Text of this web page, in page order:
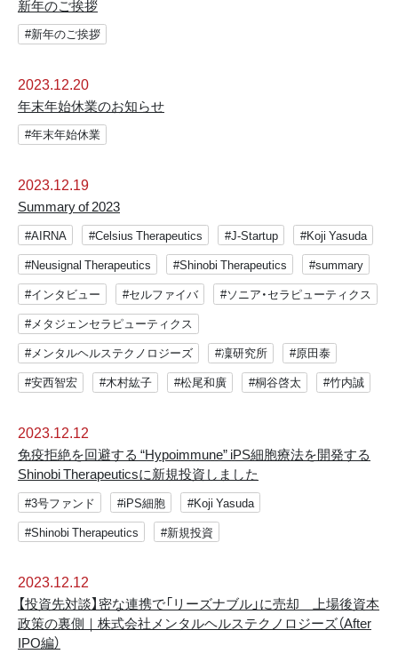
新年のご挨拶
#新年のご挨拶
2023.12.20
年末年始休業のお知らせ
#年末年始休業
2023.12.19
Summary of 2023
#AIRNA #Celsius Therapeutics #J-Startup
#Koji Yasuda
#Neusignal Therapeutics
#Shinobi Therapeutics
#summary
#インタビュー
#セルファイバ
#ソニア・セラピューティクス
#メタジェンセラピューティクス
#メンタルヘルステクノロジーズ
#凜研究所
#原田泰
#安西智宏
#木村紘子 #松尾和廣 #桐谷啓太 #竹内誠
2023.12.12
免疫拒絶を回避する “Hypoimmune” iPS細胞療法を開発する
Shinobi Therapeuticsに新規投資しました
#3号ファンド #iPS細胞
#Koji Yasuda
#Shinobi Therapeutics
#新規投資
2023.12.12
【投資先対談】密な連携で「リーズナブル」に売却 上場後資本
政策の裏側｜株式会社メンタルヘルステクノロジーズ（After
IPO編）